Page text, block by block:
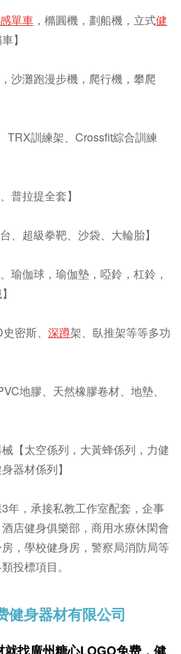
單車 ，橢圓機，劃船機，立式健
】
灘跑漫步機，爬行機，攀爬
訓練架、Crossfit綜合訓練
拉提全套】
超級拳靶、沙袋、大輪胎】
伽球，瑜伽墊，啞鈴，杠鈴，
密斯、 深蹲架、臥推架等等多功
地膠、天然橡膠卷材、地墊、
太空係列，大黃蜂係列，力健
器材係列】
，承接私教工作室配套，企事
店健身俱樂部，商用水療休閑會
，學校健身房，警察局消防局等
投標項目。
健身器材有限公司
找廣州糖心LOGO免费， 健